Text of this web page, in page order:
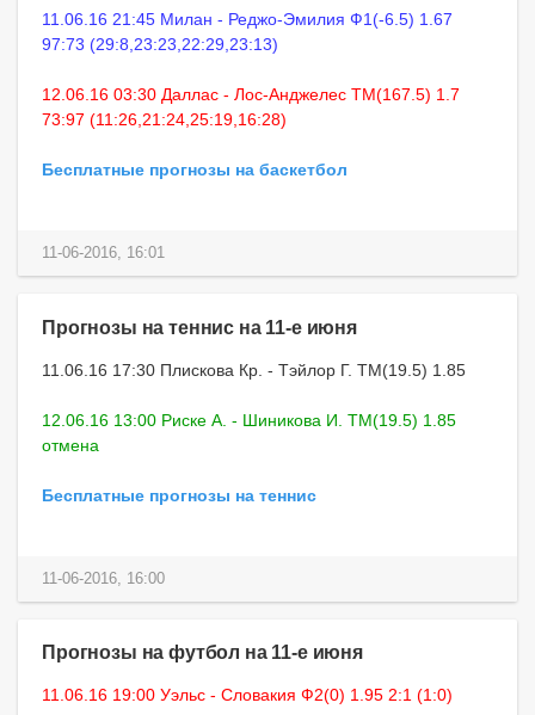
11.06.16 21:45 Милан - Реджо-Эмилия Ф1(-6.5) 1.67
97:73 (29:8,23:23,22:29,23:13)
12.06.16 03:30 Даллас - Лос-Анджелес ТМ(167.5) 1.7
73:97 (11:26,21:24,25:19,16:28)
Бесплатные прогнозы на баскетбол
11-06-2016, 16:01
Прогнозы на теннис на 11-е июня
11.06.16 17:30 Плискова Кр. - Тэйлор Г. ТМ(19.5) 1.85
12.06.16 13:00 Риске А. - Шиникова И. ТМ(19.5) 1.85
отмена
Бесплатные прогнозы на теннис
11-06-2016, 16:00
Прогнозы на футбол на 11-е июня
11.06.16 19:00 Уэльс - Словакия Ф2(0) 1.95 2:1 (1:0)